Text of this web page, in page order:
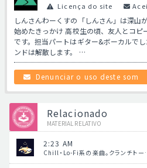
Licença do site
しんさんわーくすの「しんさん」は深山
始めたきっかけ 高校生の頃、友人とコピ
です。担当パートはギター&ボーカルで
ンドは解散します。 …
Denunciar o uso deste som
Relacionado
MATERIAL RELATIVO
2:23 AM
Chill・Lo-Fi系の楽曲。クランチト